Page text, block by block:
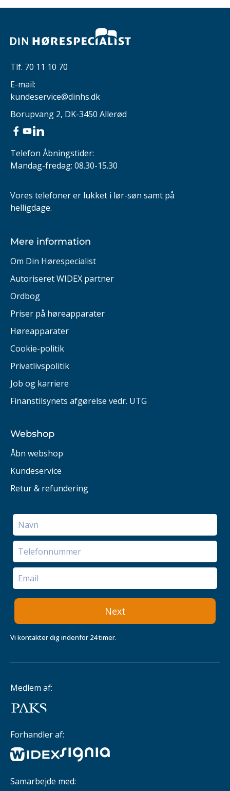
Tlf. 70 11 10 70
E-mail:
kundeservice@dinhs.dk
Borupvang 2, DK-3450 Allerød
Facebook
YouTube
Telefon Åbningstider:
Mandag-fredag: 08.30-15.30
Vores telefoner er lukket i lør-søn samt på
helligdage.
Mere information
Om Din Hørespecialist
Autoriseret WIDEX partner
Ordbog
Priser på høreapparater
Høreapparater
Cookie-politik
Privatlivspolitik
Job og karriere
Finanstilsynets afgørelse vedr. UTG
Webshop
Åbn webshop
Kundeservice
Retur & refundering
Next
Vi kontakter dig indenfor 24 timer.
Medlem af:
Forhandler af:
Samarbejde med: